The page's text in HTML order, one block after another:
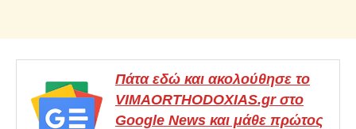
Πάτα εδώ και ακολούθησε το
VIMAORTHODOXIAS.gr στο
Google News και μάθε πρώτος